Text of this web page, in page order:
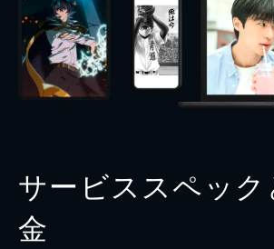
サービススペック
金